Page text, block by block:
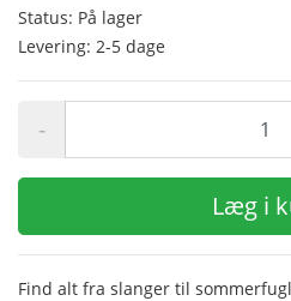
Status: På lager
Levering: 2-5 dage
-
Læg i
Find alt fra slanger til